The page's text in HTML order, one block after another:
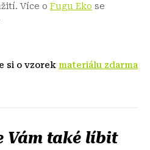
Více o Fugu Eko se
si o vzorek materiálu zdarma